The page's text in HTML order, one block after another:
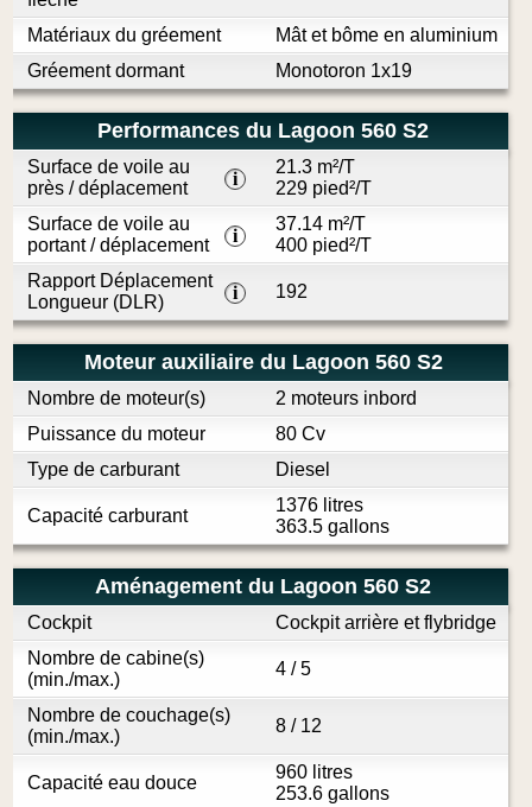
Matériaux du gréement
Mât et bôme en aluminium
Gréement dormant
Monotoron 1x19
Performances du Lagoon 560 S2
Surface de voile au
près / déplacement
i
21.3 m²/T
229 pied²/T
Surface de voile au
portant / déplacement
i
37.14 m²/T
400 pied²/T
Rapport Déplacement
Longueur (DLR)
i 192
Moteur auxiliaire du Lagoon 560 S2
Nombre de moteur(s)
2 moteurs inbord
Puissance du moteur
80 Cv
Type de carburant
Diesel
Capacité carburant
1376 litres
363.5 gallons
Aménagement du Lagoon 560 S2
Cockpit
Cockpit arrière et flybridge
Nombre de cabine(s)
(min./max.)
4 / 5
Nombre de couchage(s)
(min./max.)
8 / 12
Capacité eau douce
960 litres
253.6 gallons